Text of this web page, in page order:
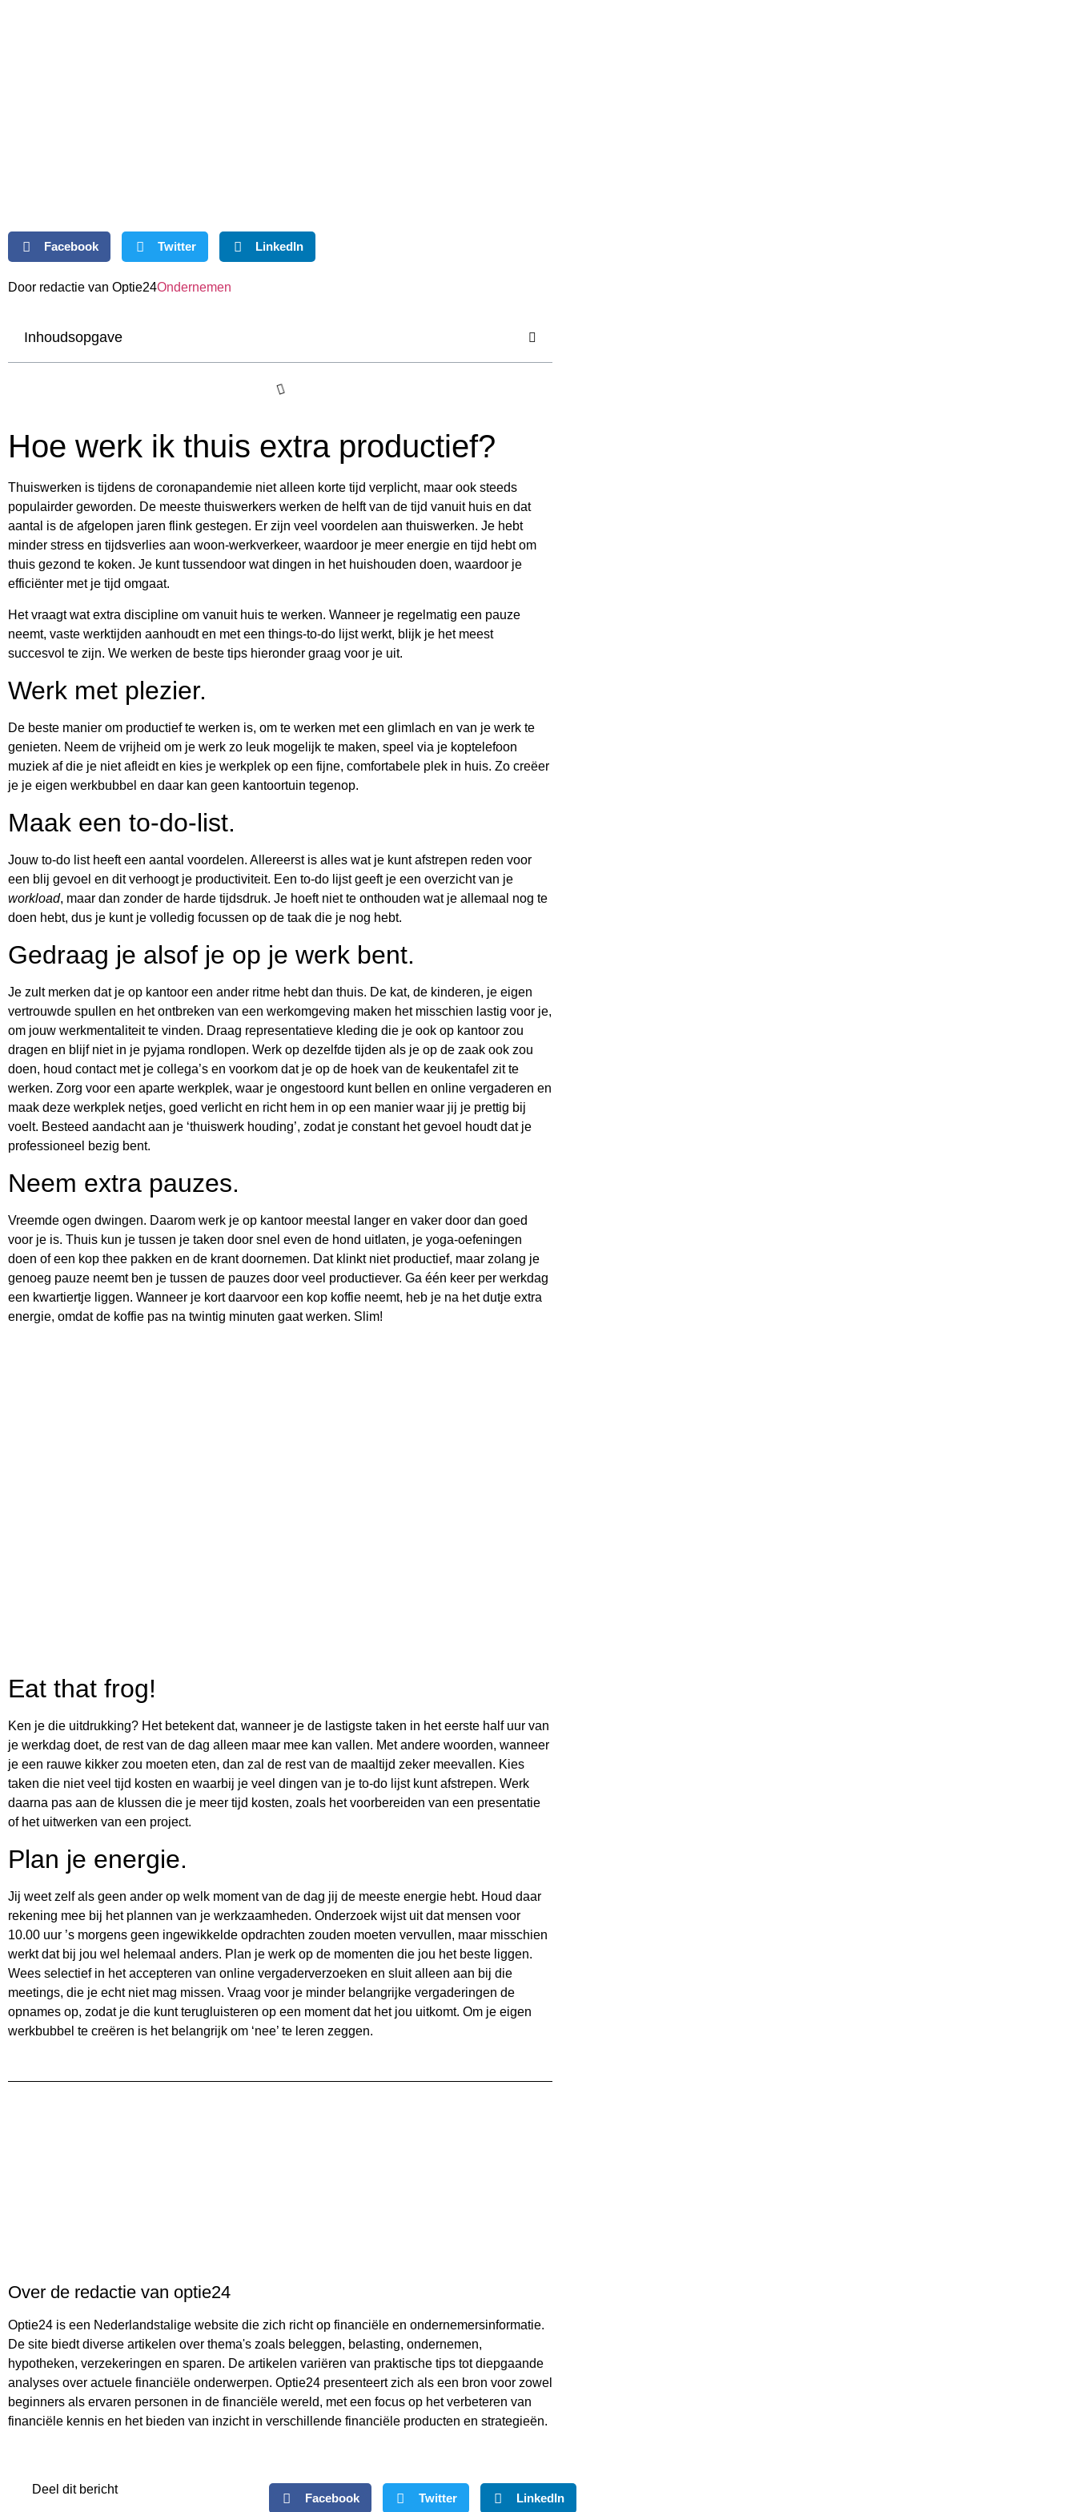
Facebook Twitter LinkedIn
Door redactie van Optie24Ondernemen
Inhoudsopgave
Hoe werk ik thuis extra productief?
Thuiswerken is tijdens de coronapandemie niet alleen korte tijd verplicht, maar ook steeds
populairder geworden. De meeste thuiswerkers werken de helft van de tijd vanuit huis en dat
aantal is de afgelopen jaren flink gestegen. Er zijn veel voordelen aan thuiswerken. Je hebt
minder stress en tijdsverlies aan woon-werkverkeer, waardoor je meer energie en tijd hebt om
thuis gezond te koken. Je kunt tussendoor wat dingen in het huishouden doen, waardoor je
efficiënter met je tijd omgaat.
Het vraagt wat extra discipline om vanuit huis te werken. Wanneer je regelmatig een pauze
neemt, vaste werktijden aanhoudt en met een things-to-do lijst werkt, blijk je het meest
succesvol te zijn. We werken de beste tips hieronder graag voor je uit.
Werk met plezier.
De beste manier om productief te werken is, om te werken met een glimlach en van je werk te
genieten. Neem de vrijheid om je werk zo leuk mogelijk te maken, speel via je koptelefoon
muziek af die je niet afleidt en kies je werkplek op een fijne, comfortabele plek in huis. Zo creëer
je je eigen werkbubbel en daar kan geen kantoortuin tegenop.
Maak een to-do-list.
Jouw to-do list heeft een aantal voordelen. Allereerst is alles wat je kunt afstrepen reden voor
een blij gevoel en dit verhoogt je productiviteit. Een to-do lijst geeft je een overzicht van je
workload, maar dan zonder de harde tijdsdruk. Je hoeft niet te onthouden wat je allemaal nog te
doen hebt, dus je kunt je volledig focussen op de taak die je nog hebt.
Gedraag je alsof je op je werk bent.
Je zult merken dat je op kantoor een ander ritme hebt dan thuis. De kat, de kinderen, je eigen
vertrouwde spullen en het ontbreken van een werkomgeving maken het misschien lastig voor je,
om jouw werkmentaliteit te vinden. Draag representatieve kleding die je ook op kantoor zou
dragen en blijf niet in je pyjama rondlopen. Werk op dezelfde tijden als je op de zaak ook zou
doen, houd contact met je collega’s en voorkom dat je op de hoek van de keukentafel zit te
werken. Zorg voor een aparte werkplek, waar je ongestoord kunt bellen en online vergaderen en
maak deze werkplek netjes, goed verlicht en richt hem in op een manier waar jij je prettig bij
voelt. Besteed aandacht aan je ‘thuiswerk houding’, zodat je constant het gevoel houdt dat je
professioneel bezig bent.
Neem extra pauzes.
Vreemde ogen dwingen. Daarom werk je op kantoor meestal langer en vaker door dan goed
voor je is. Thuis kun je tussen je taken door snel even de hond uitlaten, je yoga-oefeningen
doen of een kop thee pakken en de krant doornemen. Dat klinkt niet productief, maar zolang je
genoeg pauze neemt ben je tussen de pauzes door veel productiever. Ga één keer per werkdag
een kwartiertje liggen. Wanneer je kort daarvoor een kop koffie neemt, heb je na het dutje extra
energie, omdat de koffie pas na twintig minuten gaat werken. Slim!
Eat that frog!
Ken je die uitdrukking? Het betekent dat, wanneer je de lastigste taken in het eerste half uur van
je werkdag doet, de rest van de dag alleen maar mee kan vallen. Met andere woorden, wanneer
je een rauwe kikker zou moeten eten, dan zal de rest van de maaltijd zeker meevallen. Kies
taken die niet veel tijd kosten en waarbij je veel dingen van je to-do lijst kunt afstrepen. Werk
daarna pas aan de klussen die je meer tijd kosten, zoals het voorbereiden van een presentatie
of het uitwerken van een project.
Plan je energie.
Jij weet zelf als geen ander op welk moment van de dag jij de meeste energie hebt. Houd daar
rekening mee bij het plannen van je werkzaamheden. Onderzoek wijst uit dat mensen voor
10.00 uur ’s morgens geen ingewikkelde opdrachten zouden moeten vervullen, maar misschien
werkt dat bij jou wel helemaal anders. Plan je werk op de momenten die jou het beste liggen.
Wees selectief in het accepteren van online vergaderverzoeken en sluit alleen aan bij die
meetings, die je echt niet mag missen. Vraag voor je minder belangrijke vergaderingen de
opnames op, zodat je die kunt terugluisteren op een moment dat het jou uitkomt. Om je eigen
werkbubbel te creëren is het belangrijk om ‘nee’ te leren zeggen.
Over de redactie van optie24
Optie24 is een Nederlandstalige website die zich richt op financiële en ondernemersinformatie.
De site biedt diverse artikelen over thema's zoals beleggen, belasting, ondernemen,
hypotheken, verzekeringen en sparen. De artikelen variëren van praktische tips tot diepgaande
analyses over actuele financiële onderwerpen. Optie24 presenteert zich als een bron voor zowel
beginners als ervaren personen in de financiële wereld, met een focus op het verbeteren van
financiële kennis en het bieden van inzicht in verschillende financiële producten en strategieën.
Deel dit bericht
Facebook Twitter LinkedIn